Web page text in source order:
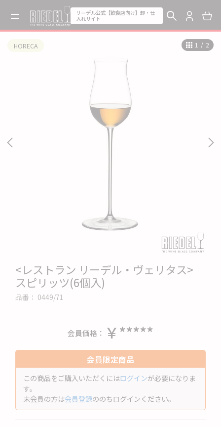
リーデル公式【飲食店向け】卸・仕
入れサイト
1 / 2
HORECA
<レストラン リーデル・ヴェリタス>
スピリッツ(6個入)
品番： 0449/71
会員価格 ￥*****
会員限定商品
この商品をご購入いただくにはログインが必要になりま
す。
未会員の方は会員登録ののちログインください。